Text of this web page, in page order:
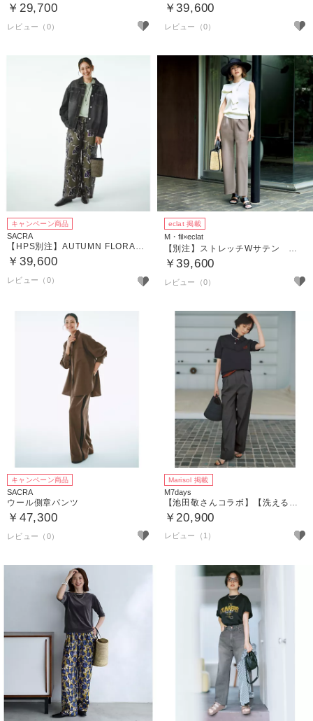
￥29,700 ￥39,600
キャンペーン商品
SACRA
【HPS別注】AUTUMN FLORAパンツ
￥39,600
eclat 掲載
M・fil×eclat
【別注】ストレッチWサテン リラクシーイージートラウザーズ
￥39,600
キャンペーン商品
SACRA
ウール側章パンツ
￥47,300
Marisol 掲載
M7days
￥20,900
レビュー（1）